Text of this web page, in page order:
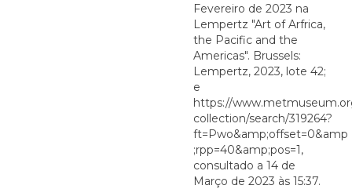
Fevereiro de 2023 na
Lempertz "Art of Arfrica,
the Pacific and the
Americas". Brussels:
Lempertz, 2023, lote 42;
e
https://
collection/search/319264?
ft=Pwo&amp;offset=0&amp
;rpp=40&amp;pos=1,
consultado a 14 de
Março de 2023 às 15:37.